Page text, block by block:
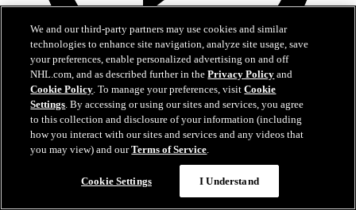
5:34
Hischiers bisher beste OT-Siegtore als Devil
Hischiers entscheidende Momente bleiben in New Jersey
We and our third-party partners may use cookies and similar
technologies to enhance site navigation, analyze site usage, save
your preferences, enable personalized advertising on and off
NHL.com, and as described further in thePrivacy Policy and
Cookie Policy. To manage your preferences, visitCookie
Settings. By accessing or using our sites and services, you agree
to this collection and disclosure of your information (including
how you interact with our sites and services and any videos that
you may view) and ourTerms of Service.
Cookie Settings I Understand